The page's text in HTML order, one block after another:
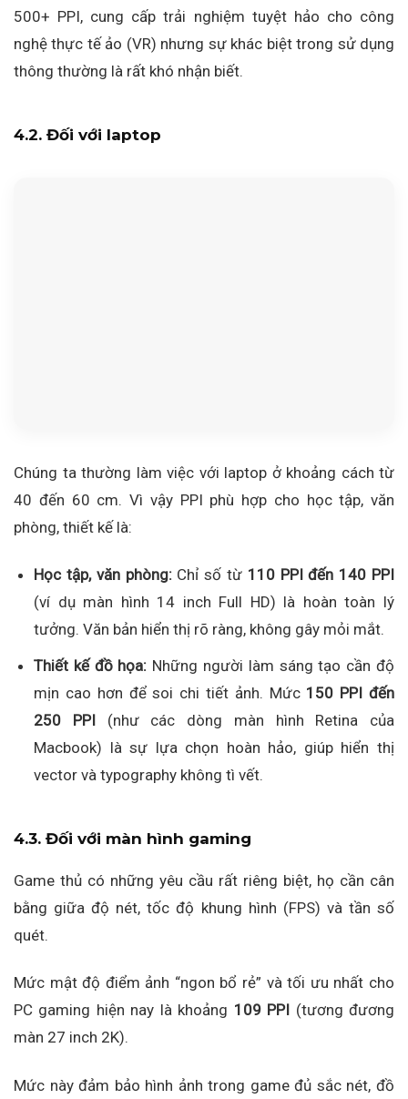
500+ PPI, cung cấp trải nghiệm tuyệt hảo cho công
nghệ thực tế ảo (VR) nhưng sự khác biệt trong sử dụng
thông thường là rất khó nhận biết.
4.2. Đối với laptop
Chúng ta thường làm việc với laptop ở khoảng cách từ
40 đến 60 cm. Vì vậy PPI phù hợp cho học tập, văn
phòng, thiết kế là:
Học tập, văn phòng:Chỉ số từ 110 PPI đến 140 PPI
(ví dụ màn hình 14 inch Full HD) là hoàn toàn lý
tưởng. Văn bản hiển thị rõ ràng, không gây mỏi mắt.
Thiết kế đồ họa: Những người làm sáng tạo cần độ
mịn cao hơn để soi chi tiết ảnh. Mức 150 PPI đến
250 PPI (như các dòng màn hình Retina của
Macbook) là sự lựa chọn hoàn hảo, giúp hiển thị
vector và typography không tì vết.
4.3. Đối với màn hình gaming
Game thủ có những yêu cầu rất riêng biệt, họ cần cân
bằng giữa độ nét, tốc độ khung hình (FPS) và tần số
quét.
Mức mật độ điểm ảnh “ngon bổ rẻ” và tối ưu nhất cho
PC gaming hiện nay là khoảng 109 PPI (tương đương
màn 27 inch 2K).
Mức này đảm bảo hình ảnh trong game đủ sắc nét, đồ